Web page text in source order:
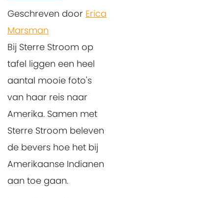
Geschreven door Erica
Marsman
Bij Sterre Stroom op
tafel liggen een heel
aantal mooie foto's
van haar reis naar
Amerika. Samen met
Sterre Stroom beleven
de bevers hoe het bij
Amerikaanse Indianen
aan toe gaan.